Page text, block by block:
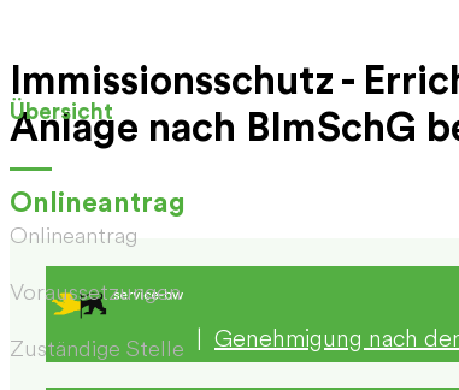
Übersicht
Onlineantrag
Voraussetzungen
Zuständige Stelle
Immissionsschutz -
Anlage nach BImSchG
Onlineantrag
| Genehmigung nach